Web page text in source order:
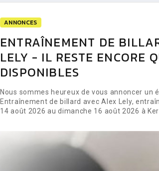
ANNONCES
ENTRAÎNEMENT DE
LELY - IL RESTE ENCORE
DISPONIBLES
Nous sommes heureux de vous annoncer
Entraînement de billard avec Alex Lely,
14 août 2026 au dimanche 16 août 2026 à